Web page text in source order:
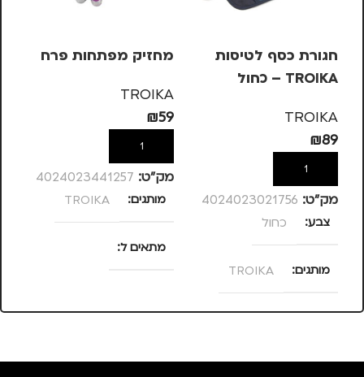
חגורת כסף לטיסות
TROIKA – כחול
TROIKA
₪89
הוספה לסל
מק”ט: 4024023021756
צבע כחול
מותגים TROIKA
מתאים ל
גברים ,חיילים ,טיולים ,
מחזיק מפתחות פרח
TROIKA
₪59
הוספה לסל
מק”ט: 4024023441257
מותגים TROIKA
מתאים ל